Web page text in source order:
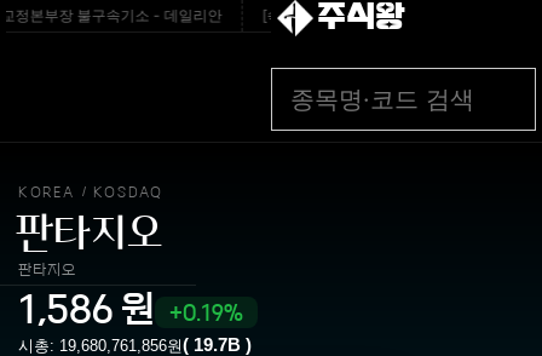
본부장 불구속기소 - 데일리안 [속보]종합특검, ‘계엄령 위반자 구금 공간 확
주식왕
KOREA / KOSDAQ
판타지오
판타지오
1,586원 0.19%
시총: 19,680,761,856원( 19.7B )